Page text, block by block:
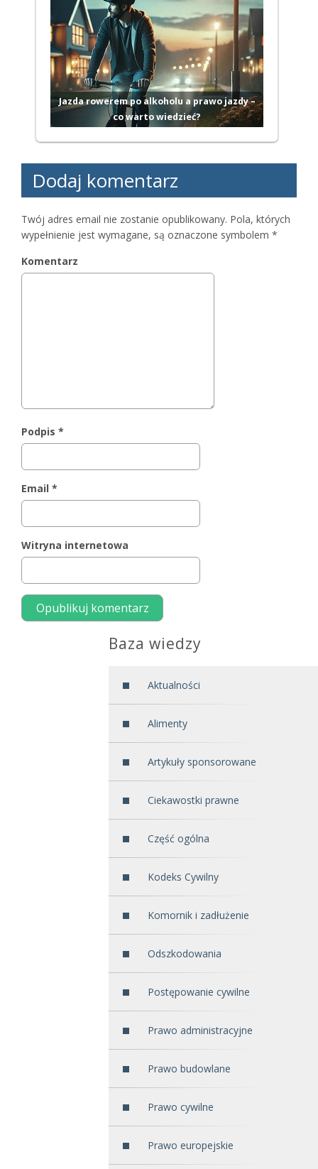
Jazda rowerem po alkoholu a prawo jazdy –
co warto wiedzieć?
Dodaj komentarz
Twój adres email nie zostanie opublikowany. Pola, których
wypełnienie jest wymagane, są oznaczone symbolem *
Komentarz
Podpis *
Email *
Witryna internetowa
Baza wiedzy
Aktualności
Alimenty
Artykuły sponsorowane
Ciekawostki prawne
Część ogólna
Kodeks Cywilny
Komornik i zadłużenie
Odszkodowania
Postępowanie cywilne
Prawo administracyjne
Prawo budowlane
Prawo cywilne
Prawo europejskie